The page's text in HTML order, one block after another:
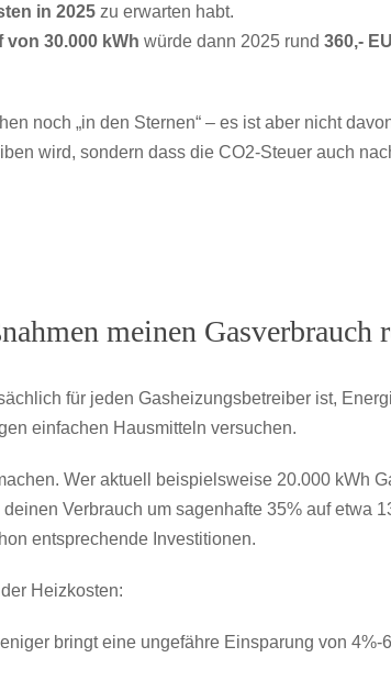
in 2025zu erwarten habt.
von 30.000 kWh würde dann 2025 rund 360,-
noch „in den Sternen“ – es ist aber nicht
wird, sondern dass die CO2-Steuer auch
meinen Gasverbrauch
für jeden Gasheizungsbetreiber ist,
einfachen Hausmitteln versuchen.
Wer aktuell beispielsweise 20.000 kWh
Verbrauch um sagenhafte 35% auf etwa
entsprechende Investitionen.
Heizkosten:
bringt eine ungefähre Einsparung von